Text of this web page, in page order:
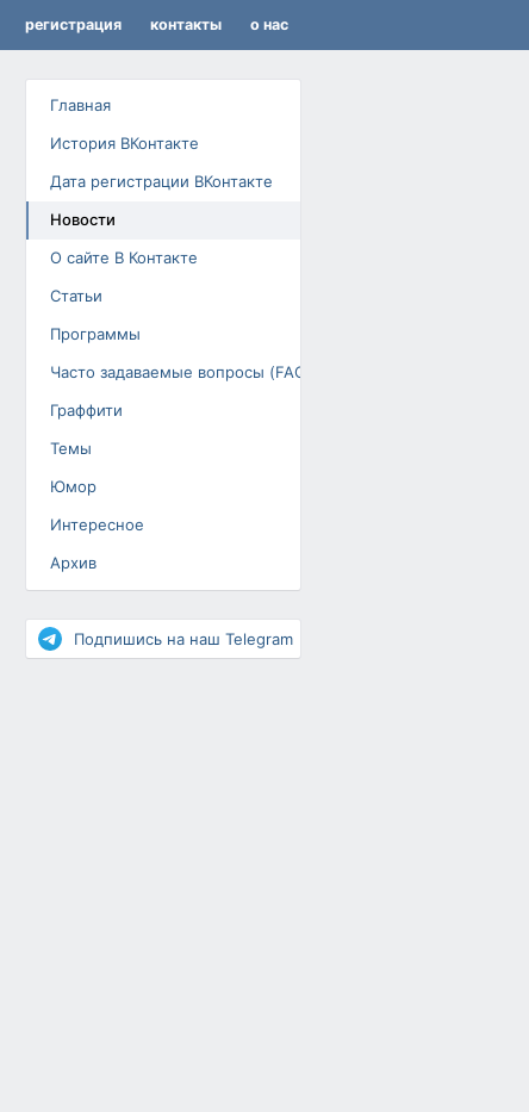
регистрация контакты о нас
Главная
История ВКонтакте
Дата регистрации ВКонтакте
Новости
О сайте В Контакте
Статьи
Программы
Часто задаваемые вопросы (FAQ)
Граффити
Темы
Юмор
Интересное
Архив
Повышение рейтинга
Подпишись на наш Telegram